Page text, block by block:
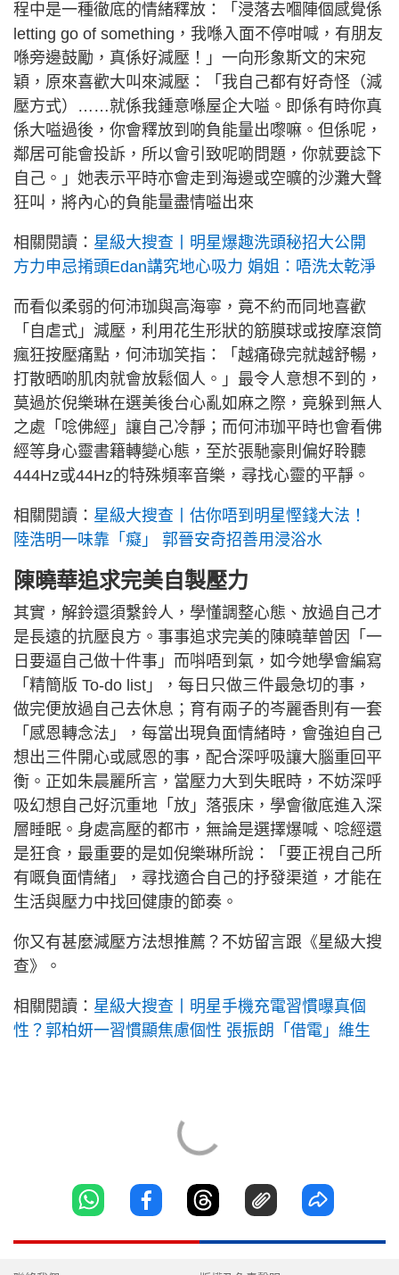
程中是一種徹底的情緒釋放：「浸落去嗰陣個感覺係
letting go of something，我喺入面不停咁喊，有朋友
喺旁邊鼓勵，真係好減壓！」一向形象斯文的宋宛
穎，原來喜歡大叫來減壓：「我自己都有好奇怪（減
壓方式）……就係我鍾意喺屋企大嗌。即係有時你真
係大嗌過後，你會釋放到啲負能量出嚟嘛。但係呢，
鄰居可能會投訴，所以會引致呢啲問題，你就要諗下
自己。」她表示平時亦會走到海邊或空曠的沙灘大聲
狂叫，將內心的負能量盡情嗌出來
相關閱讀： 星級大搜查丨明星爆趣洗頭秘招大公開
方力申忌𢯎頭Edan講究地心吸力 娟姐：唔洗太乾淨
而看似柔弱的何沛珈與高海寧，竟不約而同地喜歡
「自虐式」減壓，利用花生形狀的筋膜球或按摩滾筒
瘋狂按壓痛點，何沛珈笑指：「越痛碌完就越舒暢，
打散晒啲肌肉就會放鬆個人。」最令人意想不到的，
莫過於倪樂琳在選美後台心亂如麻之際，竟躲到無人
之處「唸佛經」讓自己冷靜；而何沛珈平時也會看佛
經等身心靈書籍轉變心態，至於張馳豪則偏好聆聽
444Hz或44Hz的特殊頻率音樂，尋找心靈的平靜。
相關閱讀： 星級大搜查丨估你唔到明星慳錢大法！
陸浩明一味靠「癡」 郭晉安奇招善用浸浴水
陳曉華追求完美自製壓力
其實，解鈴還須繫鈴人，學懂調整心態、放過自己才
是長遠的抗壓良方。事事追求完美的陳曉華曾因「一
日要逼自己做十件事」而唞唔到氣，如今她學會編寫
「精簡版 To-do list」，每日只做三件最急切的事，
做完便放過自己去休息；育有兩子的岑麗香則有一套
「感恩轉念法」，每當出現負面情緒時，會強迫自己
想出三件開心或感恩的事，配合深呼吸讓大腦重回平
衡。正如朱晨麗所言，當壓力大到失眠時，不妨深呼
吸幻想自己好沉重地「放」落張床，學會徹底進入深
層睡眠。身處高壓的都市，無論是選擇爆喊、唸經還
是狂食，最重要的是如倪樂琳所說：「要正視自己所
有嘅負面情緒」，尋找適合自己的抒發渠道，才能在
生活與壓力中找回健康的節奏。
你又有甚麼減壓方法想推薦？不妨留言跟《星級大搜
查》。
相關閱讀： 星級大搜查丨明星手機充電習慣曝真個
性？郭柏妍一習慣顯焦慮個性 張振朗「借電」維生